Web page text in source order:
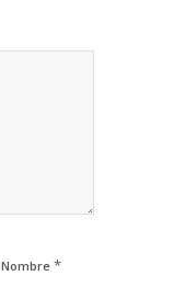
Nombre *